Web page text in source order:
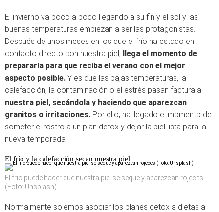
El invierno va poco a poco llegando a su fin y el sol y las
buenas temperaturas empiezan a ser las protagonistas.
Después de unos meses en los que el frío ha estado en
contacto directo con nuestra piel, llega el momento de
prepararla para que reciba el verano con el mejor
aspecto posible. Y es que las bajas temperaturas, la
calefacción, la contaminación o el estrés pasan factura a
nuestra piel, secándola y haciendo que aparezcan
granitos o irritaciones. Por ello, ha llegado el momento de
someter el rostro a un plan detox y dejar la piel lista para la
nueva temporada.
El frío y la calefacción secan nuestra piel
El frio puede hacer que nuestra piel se seque y aparezcan rojeces
(Foto: Unsplash)
Normalmente solemos asociar los planes detox a dietas a